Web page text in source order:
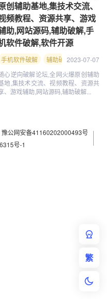
软件破解 辅助破解 游戏辅助
创辅助基地,集技术交流、
频教程、资源共享、游戏
助,网站源码,辅助破解,手
软件破解,软件开源
手机软件破解 辅助破解 随心逆向
2023-07-07
心逆向破解论坛,全网火爆原创辅助
地,集技术交流、视频教程、资源共
、游戏辅助,网站源码,辅助破解...
豫公网安备41160202000493号
号-1
繁